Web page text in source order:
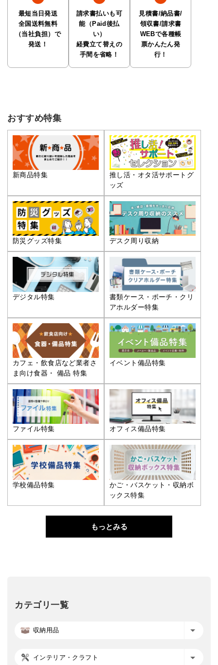
最短当日発送
全国送料無料
（当社負担）で
発送！
請求書払いも可
能（Paid後払
い）
経費立て替えの
手間を省略！
見積書/納品書/
領収書/請求書
WEBで各種帳
票かんたん発
行！
おすすめ特集
新商品特集
推し活・オタ活サポートグ
ッズ
防災グッズ特集 デスク周り収納
デジタル特集
書類ケース・ポーチ・クリ
アホルダー特集
カフェ・飲食店など業者さ
ま向け食器・ 備品 特集
イベント備品特集
ファイル特集 オフィス備品特集
学校備品特集
かご・バスケット・収納ボ
ックス特集
もっとみる
カテゴリ一覧
収納用品
インテリア・クラフト